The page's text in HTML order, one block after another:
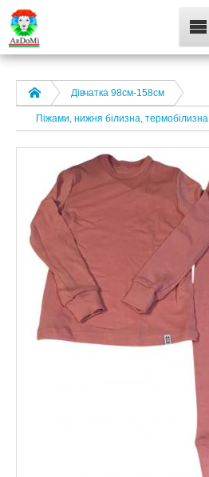
Дівчатка 98cм-158см
Піжами, нижня білизна, термобілизна